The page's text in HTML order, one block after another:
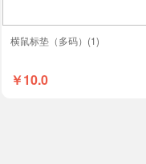
横鼠标垫（多码）(1)
￥10.0